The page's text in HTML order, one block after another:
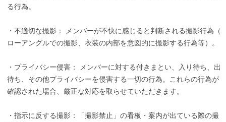
る行為。
・不適切な撮影： メンバーが不快に感じると判断される撮影行為（
ローアングルでの撮影、衣装の内部を意図的に撮影する行為等）。
・プライバシー侵害： メンバーに対する付きまとい、入り待ち、出
待ち、その他プライバシーを侵害する一切の行為。これらの行為が
確認された場合、厳正な対応を取らせていただきます。
・指示に反する撮影：「撮影禁止」の看板・案内が出ている際の撮